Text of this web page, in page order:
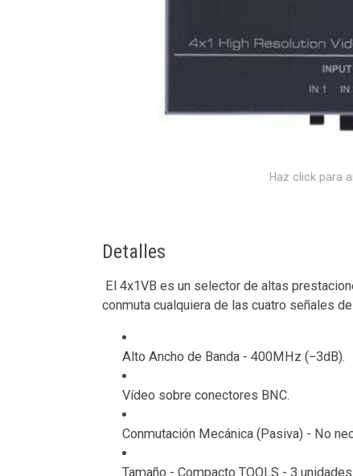
Haz click para
Detalles
El 4x1VB es un selector de altas
conmuta cualquiera de las cuatro señales
Alto Ancho de Banda - 400MHz (−3dB).
Vídeo sobre conectores BNC.
Conmutación Mecánica (Pasiva) - No
Tamaño - Compacto TOOLS - 3